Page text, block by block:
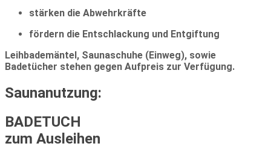
stärken die Abwehrkräfte
fördern die Entschlackung und Entgiftung
Leihbademäntel, Saunaschuhe (Einweg), sowie
Badetücher stehen gegen Aufpreis zur Verfügung.
Saunanutzung:
BADETUCH
zum Ausleihen